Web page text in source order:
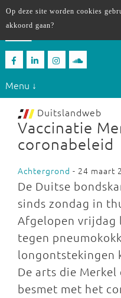
Menu ↓
Duitslandweb
Vaccinatie
coronabeleid
Achtergrond - 24 maart
De Duitse
sinds zondag in
Afgelopen vrijdag
tegen
longontstekingen
De arts die
besmet met het
Op deze site worden cookies
akkoord gaan?